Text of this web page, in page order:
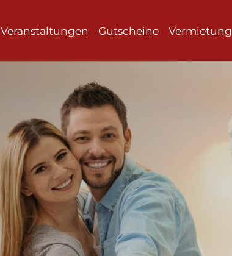
Veranstaltungen Gutscheine Vermietung